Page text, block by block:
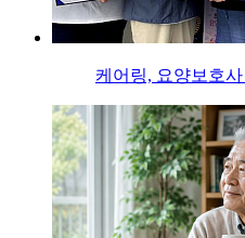
케어링, 요양보호사